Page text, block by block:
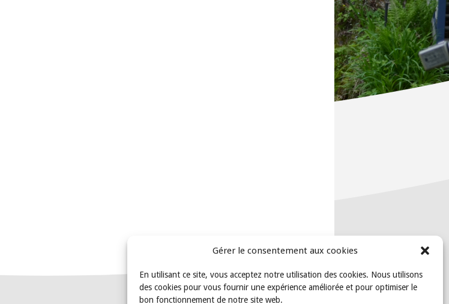
Gérer le consentement aux cookies
En utilisant ce site, vous acceptez notre utilisation des cookies. Nous utilisons
des cookies pour vous fournir une expérience améliorée et pour optimiser le
bon fonctionnement de notre site web.